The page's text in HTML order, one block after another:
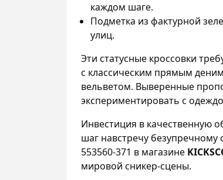
каждом шаге.
Подметка из фактурной
улиц.
Эти статусные кроссовки
с классическим прямым
вельветом. Выверенные
экспериментировать с
Инвестиция в качественную
шаг навстречу
553560-371 в магазине
мировой сникер-сцены.